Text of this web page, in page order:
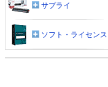
サプライ
ソフト・ライセンス